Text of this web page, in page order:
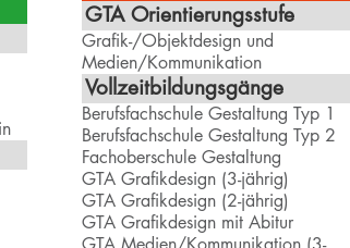
GTA Orientierungsstufe
Grafik-/Objektdesign und
Medien/Kommunikation
Vollzeitbildungsgänge
Berufsfachschule Gestaltung Typ 1
Berufsfachschule Gestaltung Typ 2
Fachoberschule Gestaltung
GTA Grafikdesign (3-jährig)
GTA Grafikdesign (2-jährig)
GTA Grafikdesign mit Abitur